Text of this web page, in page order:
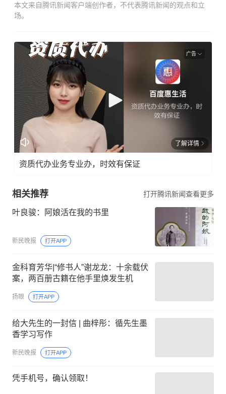
本文来自腾讯新闻客户端创作者，不代表腾讯新闻的观点和立
场。
广告
了解详情
资质代办业务专业办，时效有保证
相关推荐 打开腾讯新闻查看更多
叶良骏：阿娘活在我的书里
新民晚报 打开APP
金科育芳华|“修书人”谢龙龙：十余载伏
案，两百册古籍在他手里焕发生机
扬眼 打开APP
给大先生的一封信 | 曲梓彤：循先生墨
香学习写作
新民晚报 打开APP
凭手机号，确认领取！